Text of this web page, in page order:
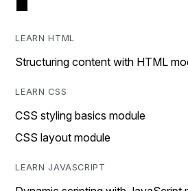
LEARN HTML
Structuring content with HTML
LEARN CSS
CSS styling basics module
CSS layout module
LEARN JAVASCRIPT